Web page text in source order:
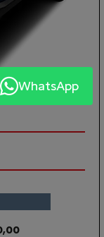
WhatsApp